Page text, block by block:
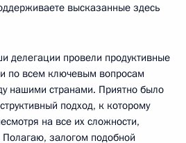
высказанные здесь
делегации провели продуктивные
по всем ключевым вопросам
нашими странами. Приятно было
подход, к которому
на все их сложности,
залогом подобной